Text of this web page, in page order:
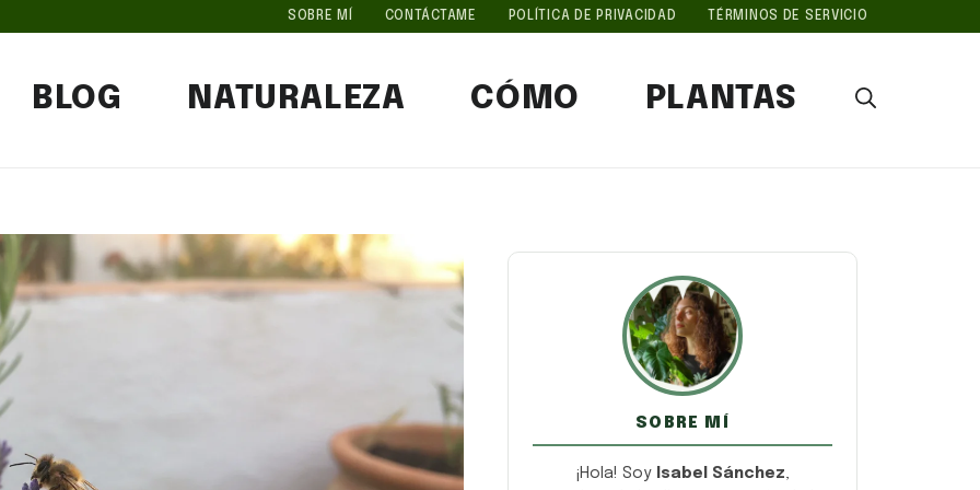
SOBRE MÍ CONTÁCTAME POLÍTICA DE PRIVACIDAD TÉRMINOS DE SERVICIO
BLOG NATURALEZA CÓMO PLANTAS
SOBRE MÍ
¡Hola! Soy Isabel Sánchez,